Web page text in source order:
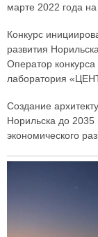
марте 2022 года
Конкурс
развития
Оператор
лаборатория
Создание
Норильска до
экономического